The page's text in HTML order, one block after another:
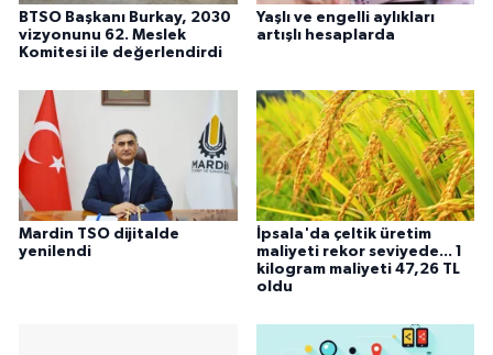
BTSO Başkanı Burkay, 2030
vizyonunu 62. Meslek
Komitesi ile değerlendirdi
Yaşlı ve engelli aylıkları
artışlı hesaplarda
Mardin TSO dijitalde
yenilendi
İpsala'da çeltik üretim
maliyeti rekor seviyede... 1
kilogram maliyeti 47,26 TL
oldu